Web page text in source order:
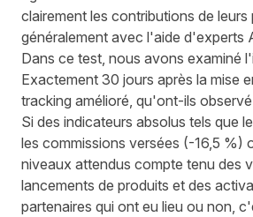
clairement les contributions de leurs
généralement avec l'aide d'experts
Dans ce test, nous avons examiné
Exactement 30 jours après la mise
tracking amélioré, qu'ont-ils observé
Si des indicateurs absolus tels que
les commissions versées (-16,5 %)
niveaux attendus compte tenu des
lancements de produits et des
partenaires qui ont eu lieu ou non,